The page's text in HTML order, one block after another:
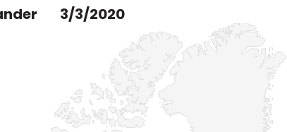
del proyecto
3/3/2020